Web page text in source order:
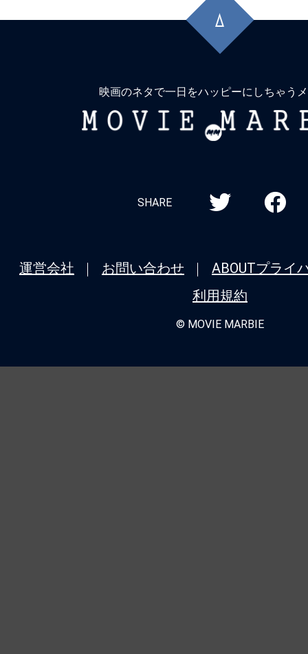
頭
に
映画のネタで一日をハッピーにしちゃう
MOVIE
SHARE
運営会社 お問い合わせ ABOUTプライ
利用規約
© MOVIE MARBIE